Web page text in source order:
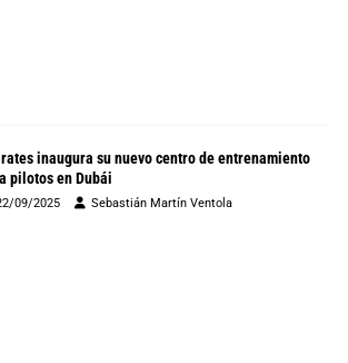
inaugura su nuevo centro de entrenamiento
pilotos en Dubái
09/2025 Sebastián Martín Ventola